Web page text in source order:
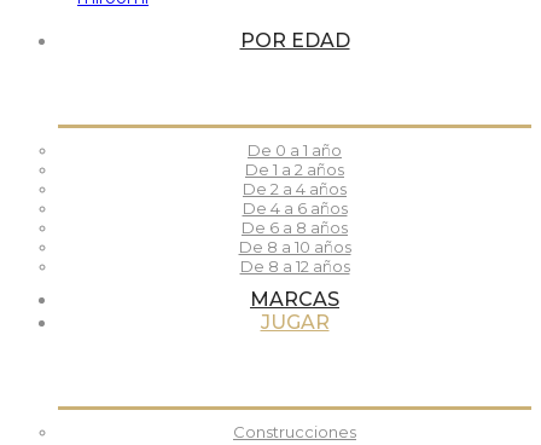
POR EDAD
De 0 a 1 año
De 1 a 2 años
De 2 a 4 años
De 4 a 6 años
De 6 a 8 años
De 8 a 10 años
De 8 a 12 años
MARCAS
JUGAR
Construcciones